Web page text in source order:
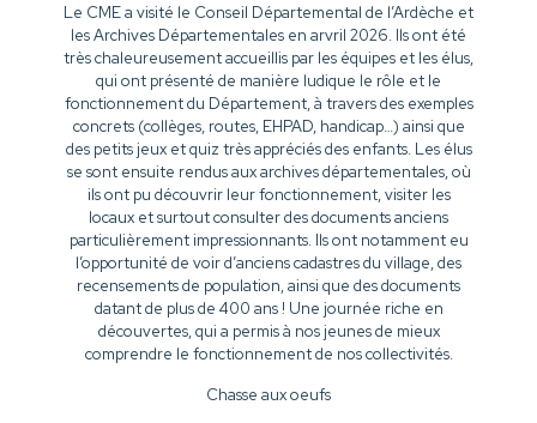
Le CME a visité le Conseil Départemental de l’Ardèche et
les Archives Départementales en arvril 2026. Ils ont été
très chaleureusement accueillis par les équipes et les élus,
qui ont présenté de manière ludique le rôle et le
fonctionnement du Département, à travers des exemples
concrets (collèges, routes, EHPAD, handicap…) ainsi que
des petits jeux et quiz très appréciés des enfants. Les élus
se sont ensuite rendus aux archives départementales, où
ils ont pu découvrir leur fonctionnement, visiter les
locaux et surtout consulter des documents anciens
particulièrement impressionnants. Ils ont notamment eu
l’opportunité de voir d’anciens cadastres du village, des
recensements de population, ainsi que des documents
datant de plus de 400 ans ! Une journée riche en
découvertes, qui a permis à nos jeunes de mieux
comprendre le fonctionnement de nos collectivités.
Chasse aux oeufs